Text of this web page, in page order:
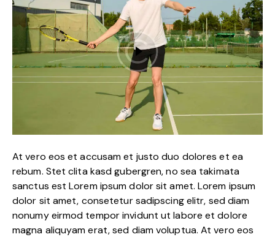
At vero eos et accusam et justo duo dolores et ea
rebum. Stet clita kasd gubergren, no sea takimata
sanctus est Lorem ipsum dolor sit amet. Lorem ipsum
dolor sit amet, consetetur sadipscing elitr, sed diam
nonumy eirmod tempor invidunt ut labore et dolore
magna aliquyam erat, sed diam voluptua. At vero eos